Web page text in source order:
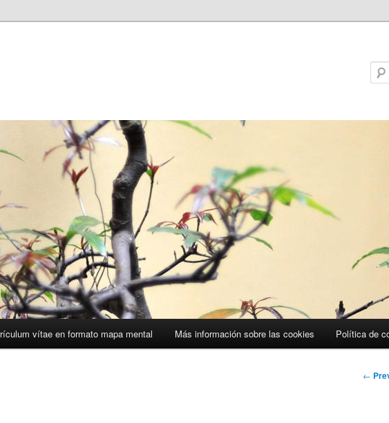
vítae en formato mapa mental Más información sobre las cookies Política de
Post
←